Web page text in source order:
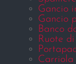
Gancio
Gancio
Banco
Ruote
Carriola